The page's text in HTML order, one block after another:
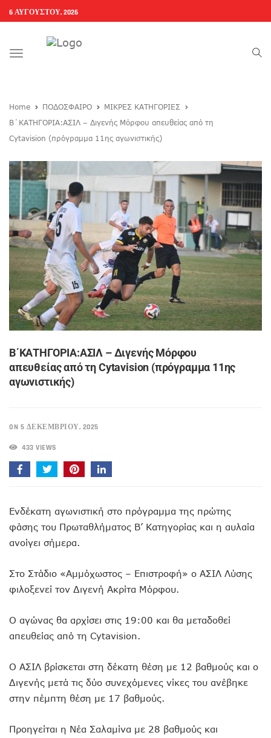
6 ΑΥΓΟΎΣΤΟΥ, 2026
Toggle
Home ΠΟΔΟΣΦΑΙΡΟ
ΜΙΚΡΕΣ ΚΑΤΗΓΟΡΙΕΣ
B΄ΚΑΤΗΓΟΡΙΑ:ΑΣΙΛ – Διγενής Μόρφου απευθείας από τη
Cytavision (πρόγραμμα 11ης αγωνιστικής)
B΄ΚΑΤΗΓΟΡΙΑ:ΑΣΙΛ – Διγενής Μόρφου
απευθείας από τη Cytavision (πρόγραμμα 11ης
αγωνιστικής)
ON 5 ΔΕΚΕΜΒΡΊΟΥ, 2025
433 VIEWS
Ενδέκατη αγωνιστική στο πρόγραμμα της πρώτης
φάσης του Πρωταθλήματος Β’ Κατηγορίας και η αυλαία
ανοίγει σήμερα.
Στο Στάδιο «Αμμόχωστος – Επιστροφή» ο ΑΣΙΛ Λύσης
φιλοξενεί τον Διγενή Ακρίτα Μόρφου.
Ο αγώνας θα αρχίσει στις 19:00 και θα μεταδοθεί
απευθείας από τη Cytavision.
Ο ΑΣΙΛ βρίσκεται στη δέκατη θέση με 12 βαθμούς και ο
Διγενής μετά τις δύο συνεχόμενες νίκες του ανέβηκε
στην πέμπτη θέση με 17 βαθμούς.
Προηγείται η Νέα Σαλαμίνα με 28 βαθμούς και